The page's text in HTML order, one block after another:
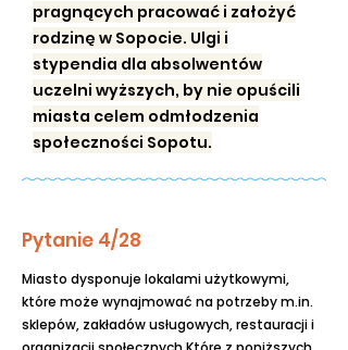
pragnących pracować i założyć
rodzinę w Sopocie. Ulgi i
stypendia dla absolwentów
uczelni wyższych, by nie opuścili
miasta celem odmłodzenia
społeczności Sopotu.
Pytanie 4/28
Miasto dysponuje lokalami użytkowymi,
które może wynajmować na potrzeby m.in.
sklepów, zakładów usługowych, restauracji i